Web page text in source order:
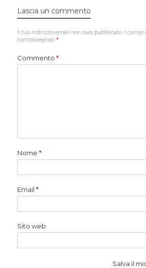
Lascia un commento
Il tuo indirizzo email non sarà pubblicato.
I
contrassegnati *
Commento *
Nome *
Email *
Sito web
Salva il